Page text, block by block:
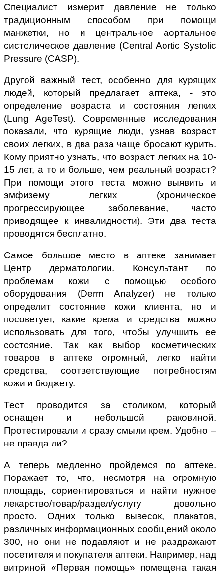
Специалист измерит давление не только
традиционным способом при помощи
манжетки, но и центральное аортальное
систолическое давление (Central Aortic Systolic
Pressure (CASP).
Другой важный тест, особенно для курящих
людей, который предлагает аптека, - это
определение возраста и состояния легких
(Lung AgeTest). Современные исследования
показали, что курящие люди, узнав возраст
своих легких, в два раза чаще бросают курить.
Кому приятно узнать, что возраст легких на 10-
15 лет, а то и больше, чем реальный возраст?
При помощи этого теста можно выявить и
эмфизему легких (хроническое
прогрессирующее заболевание, часто
приводящее к инвалидности). Эти два теста
проводятся бесплатно.
Самое большое место в аптеке занимает
Центр дерматологии. Консультант по
проблемам кожи с помощью особого
оборудования (Derm Analyzer) не только
определит состояние кожи клиента, но и
посоветует, какие крема и средства можно
использовать для того, чтобы улучшить ее
состояние. Так как выбор косметических
товаров в аптеке огромный, легко найти
средства, соответствующие потребностям
кожи и бюджету.
Тест проводится за столиком, который
оснащен и небольшой раковиной.
Протестировали и сразу смыли крем. Удобно –
не правда ли?
А теперь медленно пройдемся по аптеке.
Поражает то, что, несмотря на огромную
площадь, сориентироваться и найти нужное
лекарство/товар/раздел/услугу довольно
просто. Одних только вывесок, плакатов,
различных информационных сообщений около
300, но они не подавляют и не раздражают
посетителя и покупателя аптеки. Например, над
витриной «Первая помощь» помещена такая